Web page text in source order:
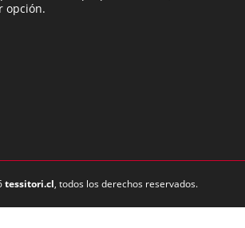
opción.
tessitori.cl, todos los derechos reservados.